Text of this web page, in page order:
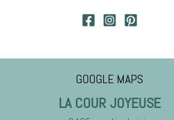
GOOGLE MAPS
LA COUR JOYEUSE